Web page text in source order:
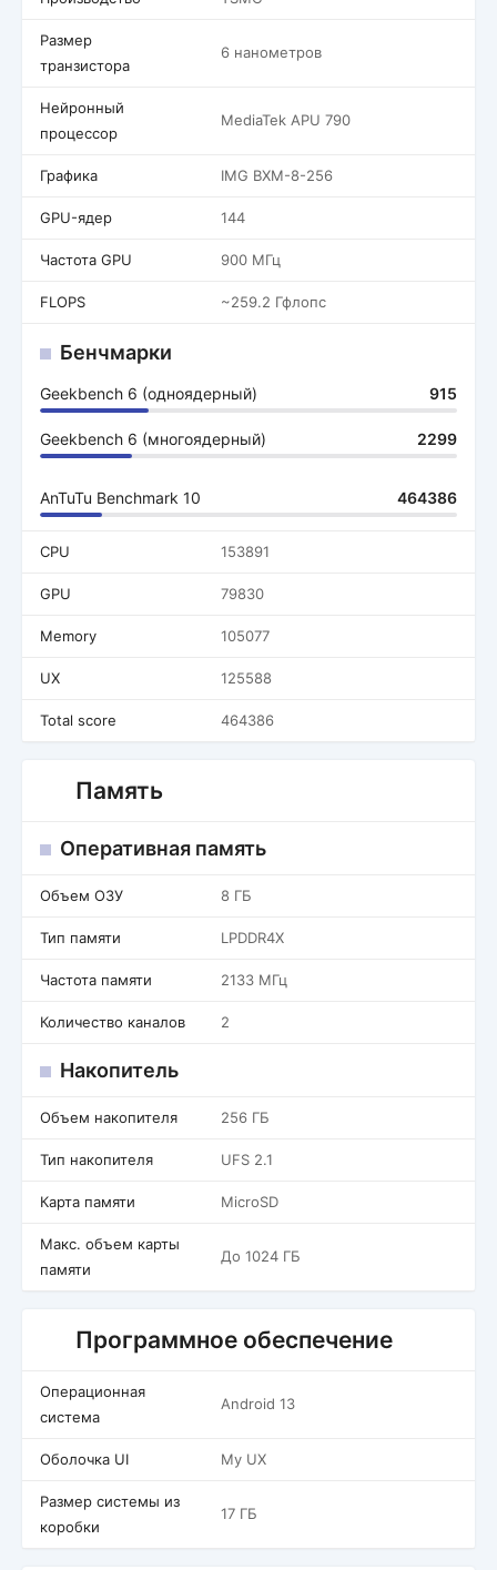
Размер
транзистора
6 нанометров
Нейронный
процессор
MediaTek APU 790
Графика IMG BXM-8-256
GPU-ядер 144
Частота GPU 900 МГц
FLOPS ~259.2 Гфлопс
Бенчмарки
Geekbench 6 (одноядерный) 915
Geekbench 6 (многоядерный) 2299
AnTuTu Benchmark 10 464386
CPU 153891
GPU 79830
Memory 105077
UX 125588
Total score 464386
Память
Оперативная память
Объем ОЗУ 8 ГБ
Тип памяти LPDDR4X
Частота памяти 2133 МГц
Количество каналов 2
Накопитель
Объем накопителя 256 ГБ
Тип накопителя UFS 2.1
Карта памяти MicroSD
Макс. объем карты
памяти
До 1024 ГБ
Программное обеспечение
Операционная
система
Android 13
Оболочка UI My UX
Размер системы из
коробки
17 ГБ